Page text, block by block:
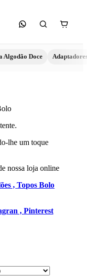
Algodão Doce
lhe um toque
nossa loja online
,Topos Bolo
, Pinterest